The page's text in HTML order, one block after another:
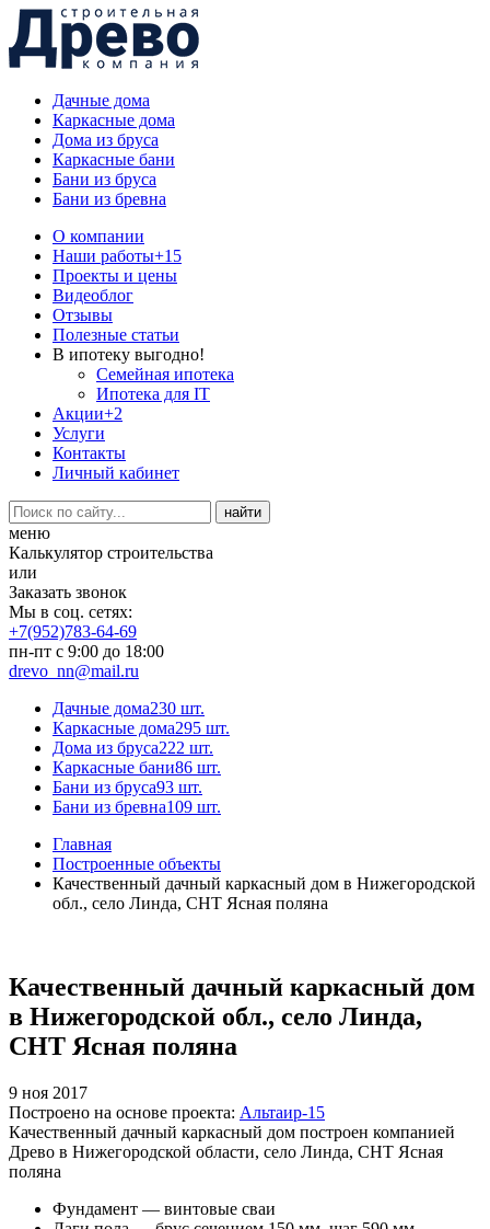
Дачные дома
Каркасные дома
Дома из бруса
Каркасные бани
Бани из бруса
Бани из бревна
О компании
Наши работы+15
Проекты и цены
Видеоблог
Отзывы
Полезные статьи
В ипотеку выгодно!
Семейная ипотека
Ипотека для IT
Акции+2
Услуги
Контакты
Личный кабинет
меню
Калькулятор строительства
или
Заказать звонок
Мы в соц. сетях:
+7(952)783-64-69
пн-пт с 9:00 до 18:00
drevo_nn@mail.ru
Дачные дома230 шт.
Каркасные дома295 шт.
Дома из бруса222 шт.
Каркасные бани86 шт.
Бани из бруса93 шт.
Бани из бревна109 шт.
Главная
Построенные объекты
Качественный дачный каркасный дом в Нижегородской
обл., село Линда, СНТ Ясная поляна
Качественный дачный каркасный дом
в Нижегородской обл., село Линда,
СНТ Ясная поляна
9 ноя 2017
Построено на основе проекта: Альтаир-15
Качественный дачный каркасный дом построен компанией
Древо в Нижегородской области, село Линда, СНТ Ясная
поляна
Фундамент — винтовые сваи